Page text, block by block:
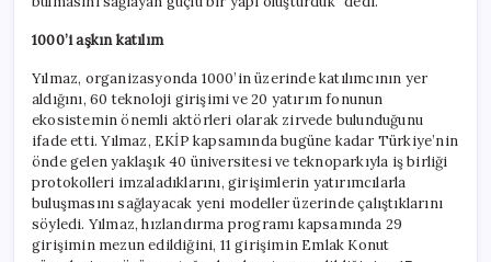
1000’i aşkın katılım
Yılmaz, organizasyonda 1000’in üzerinde katılımcının yer
aldığını, 60 teknoloji girişimi ve 20 yatırım fonunun
ekosistemin önemli aktörleri olarak zirvede bulunduğunu
ifade etti. Yılmaz, EKİP kapsamında bugüne kadar Türkiye’nin
önde gelen yaklaşık 40 üniversitesi ve teknoparkıyla iş birliği
protokolleri imzaladıklarını, girişimlerin yatırımcılarla
buluşmasını sağlayacak yeni modeller üzerinde çalıştıklarını
söyledi. Yılmaz, hızlandırma programı kapsamında 29
girişimin mezun edildiğini, 11 girişimin Emlak Konut